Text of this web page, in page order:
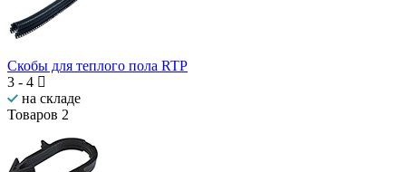
Скобы для теплого пола RTP
3 - 4
на складе
Товаров 2